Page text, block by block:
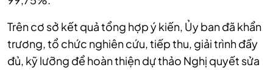
Trên cơ sở kết quả tổng hợp ý kiến, Ủy ban đã khẩn
trương, tổ chức nghiên cứu, tiếp thu, giải trình đầy
đủ, kỹ lưỡng để hoàn thiện dự thảo Nghị quyết sửa